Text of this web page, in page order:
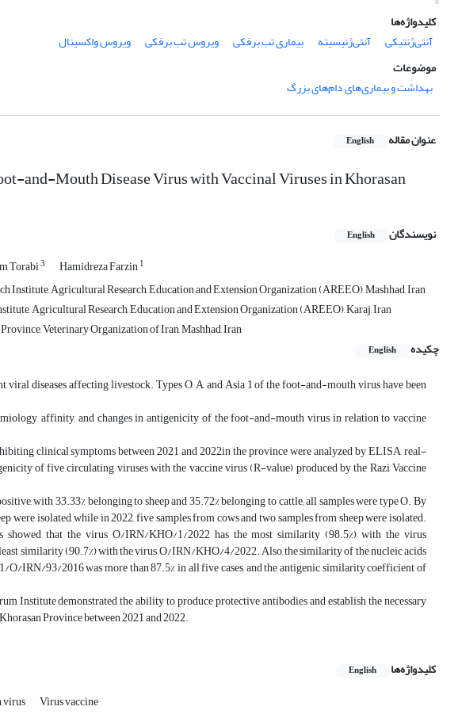
کلیدواژه‌ها
آنتی‌ژنتیکی‌
آنتی‌ژنیسیته بیماری تب برفکی‌ ویروس تب برفکی
ویروس واکسینال
موضوعات
بهداشت و بیماری‌های دام‌های بزرگ
عنوان مقاله English
and-Mouth Disease Virus with Vaccinal Viruses in Khorasan
نویسندگان English
Torabi3 Hamidreza Farzin1
Institute, Agricultural Research, Education and Extension Organization (AREEO), Mashhad, Iran
Agricultural Research, Education and Extension Organization (AREEO), Karaj, Iran
Veterinary Organization of Iran, Mashhad, Iran
چکیده
English
diseases affecting livestock. Types O, A, and Asia 1 of the foot-and-mouth virus have been
affinity, and changes in antigenicity of the foot-and-mouth virus in relation to vaccine
clinical symptoms between 2021 and 2022in the province were analyzed by ELISA, real-
of five circulating viruses with the vaccine virus (R-value) produced by the Razi Vaccine
with 33.33% belonging to sheep and 35.72% belonging to cattle; all samples were type O. By
were isolated, while in 2022, five samples from cows and two samples from sheep were isolated.
showed that the virus O/IRN/KHO/1/2022 has the most similarity (98.5%) with the virus
similarity (90.7%) with the virus O/IRN/KHO/4/2022. Also, the similarity of the nucleic acids
IRN/93/2016 was more than 87.5% in all five cases, and the antigenic similarity coefficient of
Institute demonstrated the ability to produce protective antibodies and establish the necessary
Province between 2021 and 2022.
کلیدواژه‌ها English
Virus vaccine